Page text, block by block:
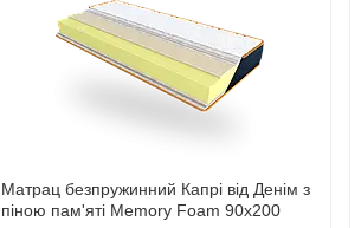
Матрац безпружинний Капрі від Денім з
піною пам'яті Memory Foam 90х200